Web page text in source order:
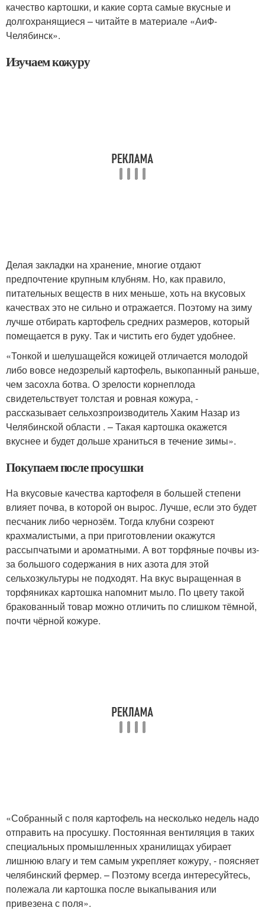
качество картошки, и какие сорта самые вкусные и
долгохранящиеся – читайте в материале «АиФ-
Челябинск».
Изучаем кожуру
Делая закладки на хранение, многие отдают
предпочтение крупным клубням. Но, как правило,
питательных веществ в них меньше, хоть на вкусовых
качествах это не сильно и отражается. Поэтому на зиму
лучше отбирать картофель средних размеров, который
помещается в руку. Так и чистить его будет удобнее.
«Тонкой и шелушащейся кожицей отличается молодой
либо вовсе недозрелый картофель, выкопанный раньше,
чем засохла ботва. О зрелости корнеплода
свидетельствует толстая и ровная кожура, -
рассказывает сельхозпроизводитель Хаким Назар из
Челябинской области . – Такая картошка окажется
вкуснее и будет дольше храниться в течение зимы».
Покупаем после просушки
На вкусовые качества картофеля в большей степени
влияет почва, в которой он вырос. Лучше, если это будет
песчаник либо чернозём. Тогда клубни созреют
крахмалистыми, а при приготовлении окажутся
рассыпчатыми и ароматными. А вот торфяные почвы из-
за большого содержания в них азота для этой
сельхозкультуры не подходят. На вкус выращенная в
торфяниках картошка напомнит мыло. По цвету такой
бракованный товар можно отличить по слишком тёмной,
почти чёрной кожуре.
«Собранный с поля картофель на несколько недель надо
отправить на просушку. Постоянная вентиляция в таких
специальных промышленных хранилищах убирает
лишнюю влагу и тем самым укрепляет кожуру, - поясняет
челябинский фермер. – Поэтому всегда интересуйтесь,
полежала ли картошка после выкапывания или
привезена с поля».